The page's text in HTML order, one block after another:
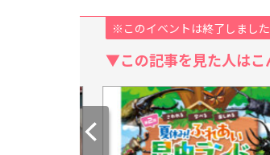
※このイベントは終了しました
▼この記事を見た人はこ